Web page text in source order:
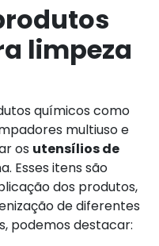
limpeza
químicos como
multiuso e
os utensílios de
Esses itens são
dos produtos,
de diferentes
podemos destacar: